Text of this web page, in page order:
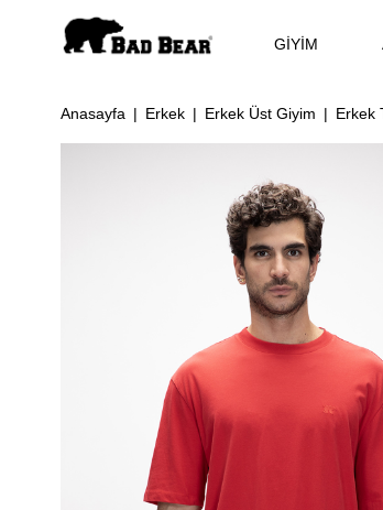
GİYİM
Anasayfa Erkek Erkek Üst Giyim Erkek